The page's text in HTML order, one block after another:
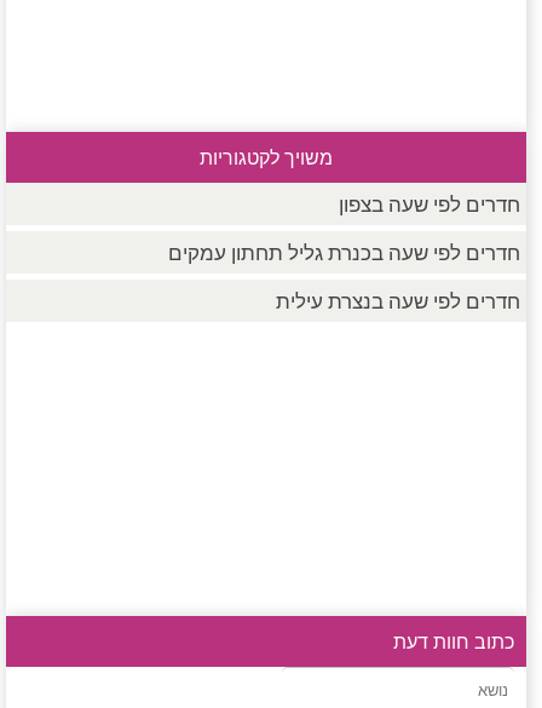
משויך לקטגוריות
חדרים לפי שעה בצפון
חדרים לפי שעה בכנרת גליל תחתון עמקים
חדרים לפי שעה בנצרת עילית
כתוב חוות דעת